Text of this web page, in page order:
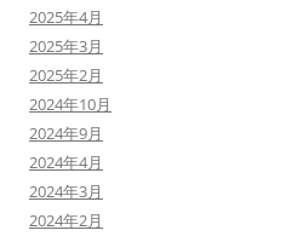
2025年4月
2025年3月
2025年2月
2024年10月
2024年9月
2024年4月
2024年3月
2024年2月